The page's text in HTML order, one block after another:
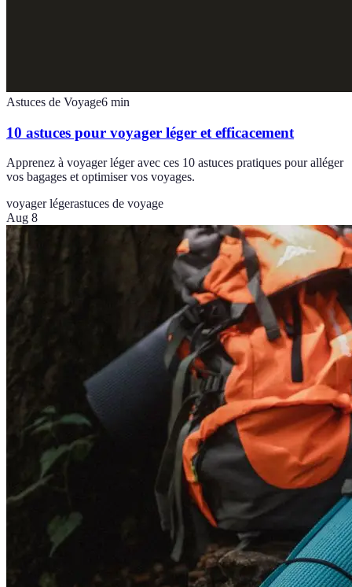
Astuces de Voyage6 min
10 astuces pour voyager léger et efficacement
Apprenez à voyager léger avec ces 10 astuces pratiques pour alléger
vos bagages et optimiser vos voyages.
voyager légerastuces de voyage
Aug 8